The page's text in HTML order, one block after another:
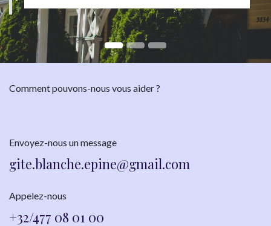
Comment pouvons-nous vous aider ?
Envoyez-nous un message
gite.blanche.epine@gmai​l.com
Appelez-nous
+32/477 08 01 00